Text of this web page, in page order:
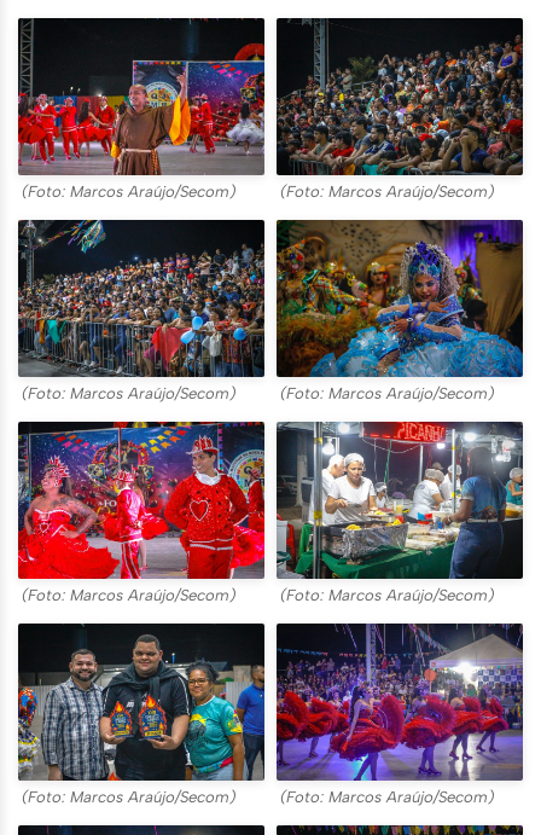
(Foto: Marcos Araújo/Secom) (Foto: Marcos Araújo/Secom)
(Foto: Marcos Araújo/Secom) (Foto: Marcos Araújo/Secom)
(Foto: Marcos Araújo/Secom) (Foto: Marcos Araújo/Secom)
(Foto: Marcos Araújo/Secom) (Foto: Marcos Araújo/Secom)